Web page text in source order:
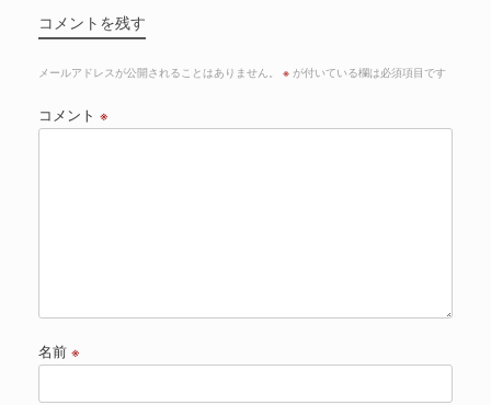
コメントを残す
メールアドレスが公開されることはありません。 ※ が付いている欄は必須項目です
コメント ※
名前 ※